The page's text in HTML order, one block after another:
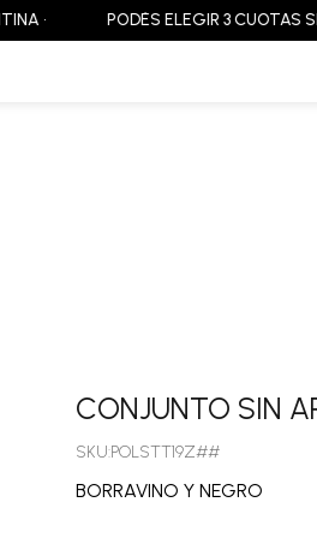
PODÉS ELEGIR 3 CUOTAS SIN
CONJUNTO SIN
SKU:POLSTT19Z##
BORRAVINO Y NEGRO